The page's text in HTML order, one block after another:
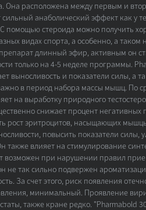
Она расположена между первым и
анаболический эффект как у
С помощью стероида можно получить
видах спорта, а особенно, а
длинный эфир, активным он
только на 4-5 неделе программы.
выносливость и показатели силы, а
в период набора массы мышц. По
на выработку природного
снижает процент
рост эритроцитов, насыщающих
повысить показатели силы,
также влияет на стимулирование
возможен при нарушении правил
не так сильно подвержен
За счет этого, риск появления
минимальный. Проявление
также кране редко. "Pharmabold